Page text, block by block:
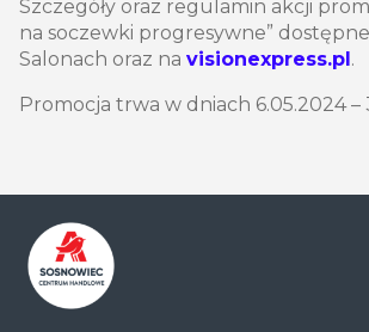
Szczegóły oraz regulamin akcji
na soczewki progresywne”
Salonach oraz na visionexpress.pl .
Promocja trwa w dniach 6.05.2024 –